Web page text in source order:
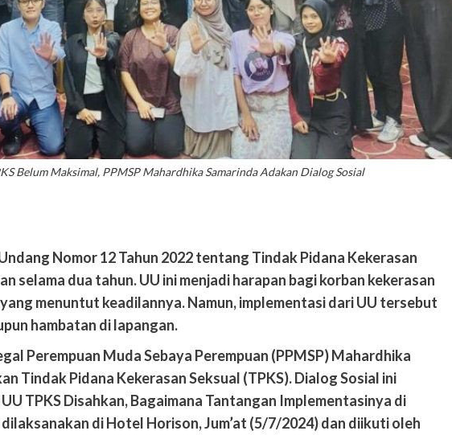
Belum Maksimal, PPMSP Mahardhika Samarinda Adakan Dialog Sosial
Nomor 12 Tahun 2022 tentang Tindak Pidana Kekerasan
selama dua tahun. UU ini menjadi harapan bagi korban kekerasan
menuntut keadilannya. Namun, implementasi dari UU tersebut
hambatan di lapangan.
Perempuan Muda Sebaya Perempuan (PPMSP) Mahardhika
Tindak Pidana Kekerasan Seksual (TPKS).Dialog Sosial ini
TPKS Disahkan, Bagaimana Tantangan Implementasinya di
dilaksanakan di Hotel Horison, Jum’at (5/7/2024) dan diikuti oleh